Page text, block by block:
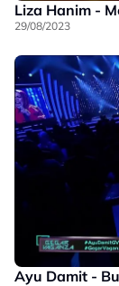
Liza Hanim -
29/08/2023
Ayu Damit -